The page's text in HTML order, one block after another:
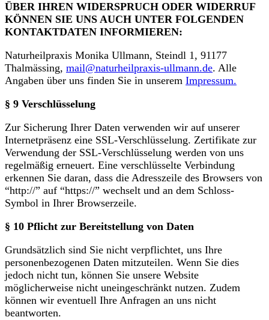
ÜBER IHREN WIDERSPRUCH ODER WIDERRUF
KÖNNEN SIE UNS AUCH UNTER FOLGENDEN
KONTAKTDATEN INFORMIEREN:
Naturheilpraxis Monika Ullmann, Steindl 1, 91177
Thalmässing, mail@naturheilpraxis-ullmann.de. Alle
Angaben über uns finden Sie in unserem Impressum.
§ 9 Verschlüsselung
Zur Sicherung Ihrer Daten verwenden wir auf unserer
Internetpräsenz eine SSL-Verschlüsselung. Zertifikate zur
Verwendung der SSL-Verschlüsselung werden von uns
regelmäßig erneuert. Eine verschlüsselte Verbindung
erkennen Sie daran, dass die Adresszeile des Browsers von
“http://” auf “https://” wechselt und an dem Schloss-
Symbol in Ihrer Browserzeile.
§ 10 Pflicht zur Bereitstellung von Daten
Grundsätzlich sind Sie nicht verpflichtet, uns Ihre
personenbezogenen Daten mitzuteilen. Wenn Sie dies
jedoch nicht tun, können Sie unsere Website
möglicherweise nicht uneingeschränkt nutzen. Zudem
können wir eventuell Ihre Anfragen an uns nicht
beantworten.